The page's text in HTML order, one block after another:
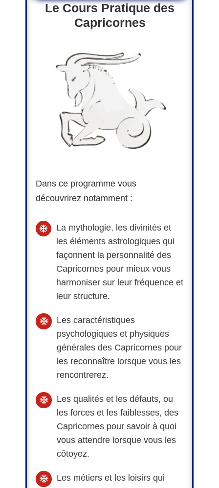
Le Cours Pratique des
Capricornes
Dans ce programme vous
découvrirez notamment :
La mythologie, les divinités et
les éléments astrologiques qui
façonnent la personnalité des
Capricornes pour mieux vous
harmoniser sur leur fréquence et
leur structure.
Les caractéristiques
psychologiques et physiques
générales des Capricornes pour
les reconnaître lorsque vous les
rencontrerez.
Les qualités et les défauts, ou
les forces et les faiblesses, des
Capricornes pour savoir à quoi
vous attendre lorsque vous les
côtoyez.
Les métiers et les loisirs qui